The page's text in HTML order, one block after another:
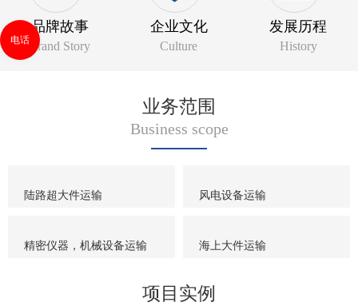
品牌故事
Brand Story
企业文化
Culture
发展历程
History
业务范围
Business scope
陆路超大件运输 风电设备运输
精密仪器，机械设备运输 海上大件运输
项目实例
电话